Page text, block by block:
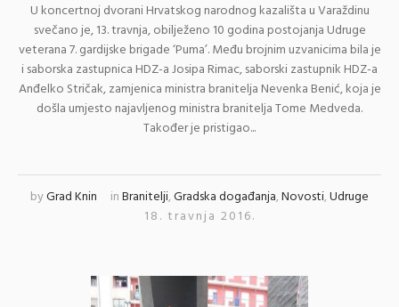
U koncertnoj dvorani Hrvatskog narodnog kazališta u Varaždinu
svečano je, 13. travnja, obilježeno 10 godina postojanja Udruge
veterana 7. gardijske brigade ‘Puma’. Među brojnim uzvanicima bila je
i saborska zastupnica HDZ-a Josipa Rimac, saborski zastupnik HDZ-a
Anđelko Stričak, zamjenica ministra branitelja Nevenka Benić, koja je
došla umjesto najavljenog ministra branitelja Tome Medveda.
Također je pristigao...
byGrad Knin inBranitelji,Gradska događanja,Novosti,Udruge
18. travnja 2016.